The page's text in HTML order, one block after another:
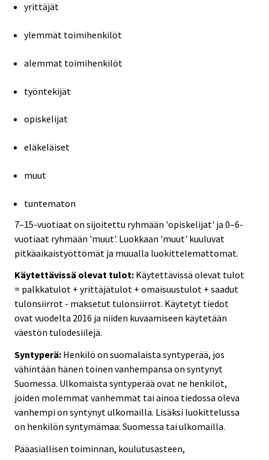
yrittäjät
ylemmät toimihenkilöt
alemmat toimihenkilöt
työntekijät
opiskelijat
eläkeläiset
muut
tuntematon
7–15-vuotiaat on sijoitettu ryhmään 'opiskelijat' ja 0–6-
vuotiaat ryhmään 'muut'. Luokkaan 'muut' kuuluvat
pitkäaikaistyöttömät ja muualla luokittelemattomat.
Käytettävissä olevat tulot: Käytettävissä olevat tulot
= palkkatulot + yrittäjätulot + omaisuustulot + saadut
tulonsiirrot - maksetut tulonsiirrot. Käytetyt tiedot
ovat vuodelta 2016 ja niiden kuvaamiseen käytetään
väestön tulodesiilejä.
Syntyperä: Henkilö on suomalaista syntyperää, jos
vähintään hänen toinen vanhempansa on syntynyt
Suomessa. Ulkomaista syntyperää ovat ne henkilöt,
joiden molemmat vanhemmat tai ainoa tiedossa oleva
vanhempi on syntynyt ulkomailla. Lisäksi luokittelussa
on henkilön syntymämaa: Suomessa tai ulkomailla.
Pääasiallisen toiminnan, koulutusasteen,